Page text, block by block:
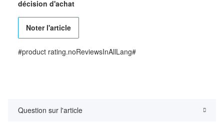
décision d'achat
Noter l'article
#product rating.noReviewsInAllLang#
Question sur l'article